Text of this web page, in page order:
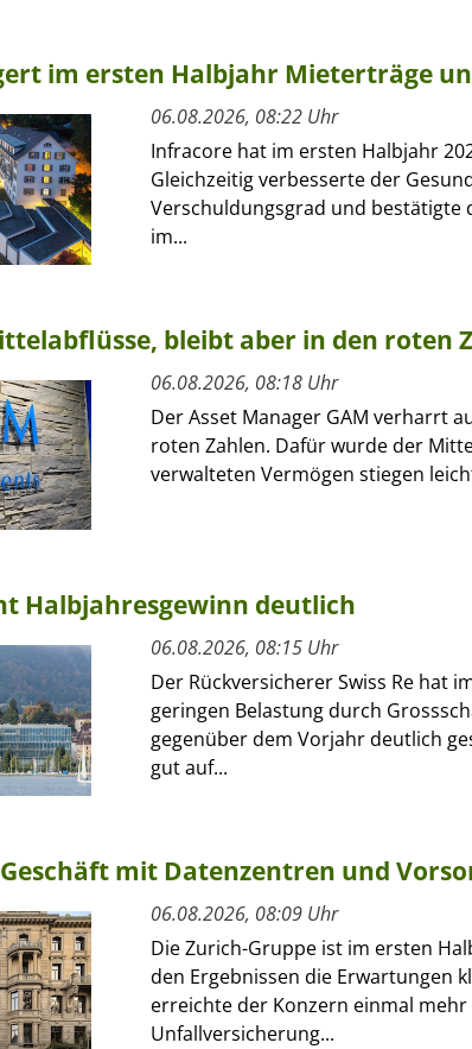
im ersten Halbjahr Mieterträge
06.08.2026, 08:22 Uhr
Infracore hat im ersten Halbjahr
Gleichzeitig verbesserte der
Verschuldungsgrad und
im...
bleibt aber in den roten
06.08.2026, 08:18 Uhr
Der Asset Manager GAM verharrt
roten Zahlen. Dafür wurde der
verwalteten Vermögen stiegen
Halbjahresgewinn deutlich
06.08.2026, 08:15 Uhr
Der Rückversicherer Swiss Re hat
geringen Belastung durch
gegenüber dem Vorjahr deutlich
gut auf...
mit Datenzentren und
06.08.2026, 08:09 Uhr
Die Zurich-Gruppe ist im ersten
den Ergebnissen die Erwartungen
erreichte der Konzern einmal mehr
Unfallversicherung...